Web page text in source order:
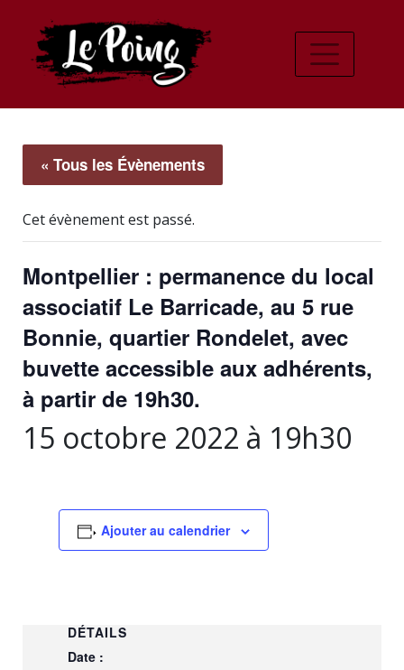
« Tous les Évènements
Cet évènement est passé.
Montpellier : permanence du local
associatif Le Barricade, au 5 rue
Bonnie, quartier Rondelet, avec
buvette accessible aux adhérents,
à partir de 19h30.
15 octobre 2022 à 19h30
Ajouter au calendrier
DÉTAILS
Date :